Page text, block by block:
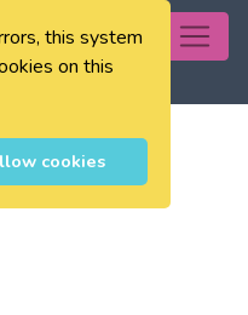
this system
on this
cookies
0